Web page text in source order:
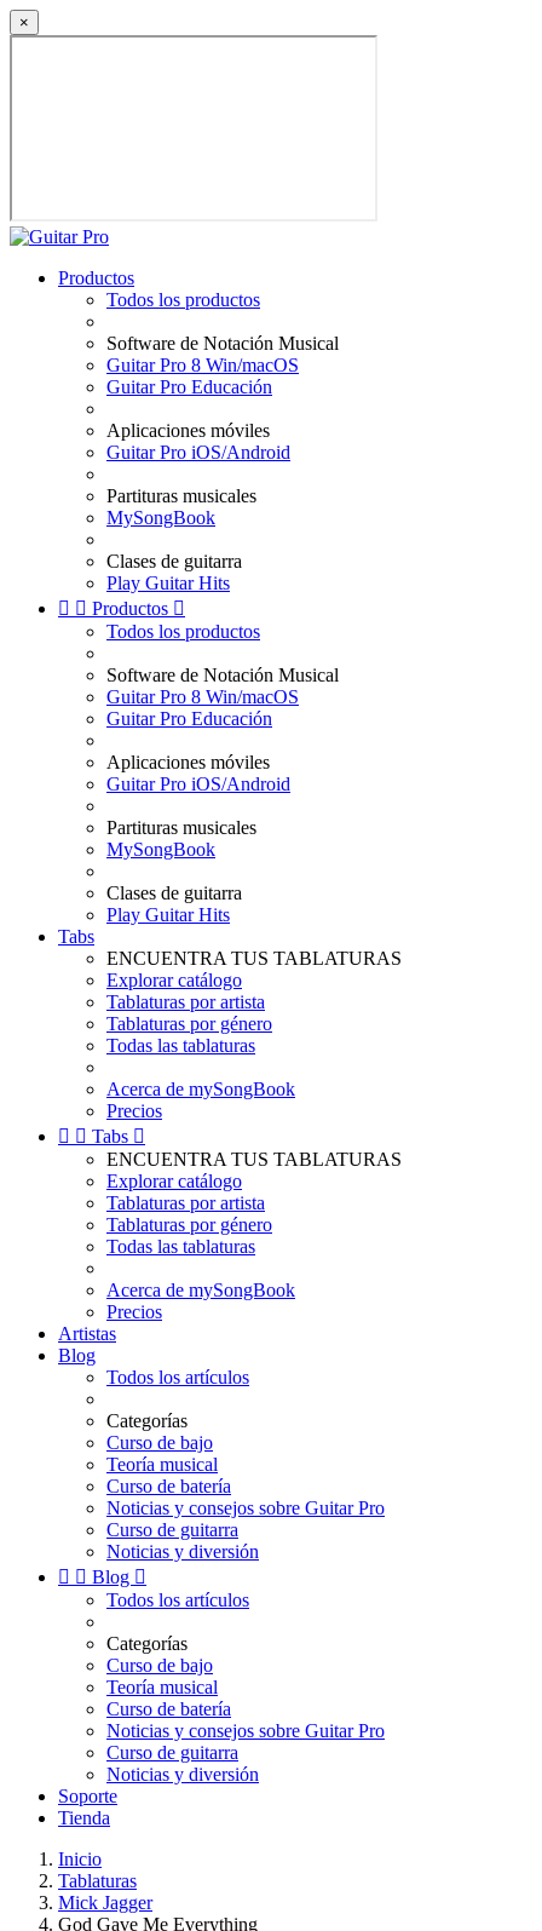
×
Productos
Todos los productos
Software de Notación Musical
Guitar Pro 8 Win/macOS
Guitar Pro Educación
Aplicaciones móviles
Guitar Pro iOS/Android
Partituras musicales
MySongBook
Clases de guitarra
Play Guitar Hits
  Productos 
Todos los productos
Software de Notación Musical
Guitar Pro 8 Win/macOS
Guitar Pro Educación
Aplicaciones móviles
Guitar Pro iOS/Android
Partituras musicales
MySongBook
Clases de guitarra
Play Guitar Hits
Tabs
ENCUENTRA TUS TABLATURAS
Explorar catálogo
Tablaturas por artista
Tablaturas por género
Todas las tablaturas
Acerca de mySongBook
Precios
  Tabs 
ENCUENTRA TUS TABLATURAS
Explorar catálogo
Tablaturas por artista
Tablaturas por género
Todas las tablaturas
Acerca de mySongBook
Precios
Artistas
Blog
Todos los artículos
Categorías
Curso de bajo
Teoría musical
Curso de batería
Noticias y consejos sobre Guitar Pro
Curso de guitarra
Noticias y diversión
  Blog 
Todos los artículos
Categorías
Curso de bajo
Teoría musical
Curso de batería
Noticias y consejos sobre Guitar Pro
Curso de guitarra
Noticias y diversión
Soporte
Tienda
Inicio
Tablaturas
Mick Jagger
God Gave Me Everything